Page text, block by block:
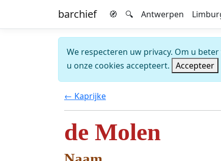
barchief 🧭 🔍 Antwerpen
We respecteren uw privacy. Om u
u onze cookies accepteert. Accepteer
← Kaprijke
de Molen